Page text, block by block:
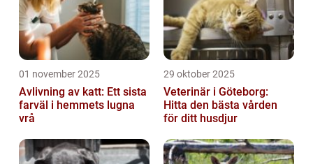
01 november 2025
Avlivning av katt: Ett sista
farväl i hemmets lugna
vrå
29 oktober 2025
Veterinär i Göteborg:
Hitta den bästa vården
för ditt husdjur